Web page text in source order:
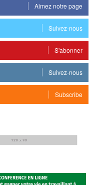
Aimez notre page
Suivez-nous
S'abonner
Suivez-nous
Subscribe